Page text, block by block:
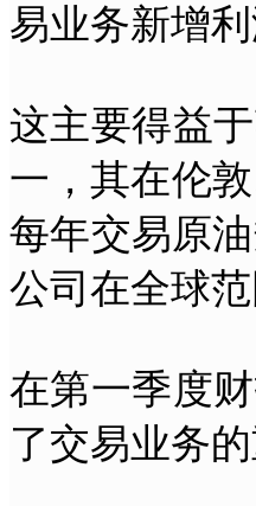
易业务新增
这主要得益
一，其在伦
每年交易原
公司在全球
在第一季度
了交易业务的